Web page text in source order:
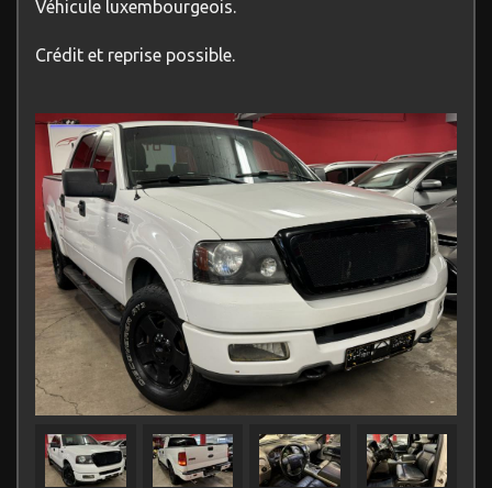
Véhicule luxembourgeois.
Crédit et reprise possible.